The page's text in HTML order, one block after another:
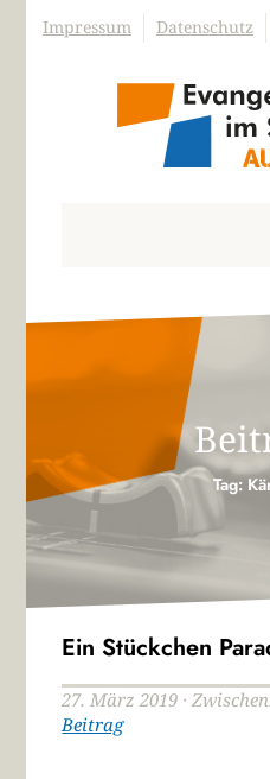
Impressum Datenschutz
Tag:
Ein Stückchen
27. März 2019 ·
Beitrag